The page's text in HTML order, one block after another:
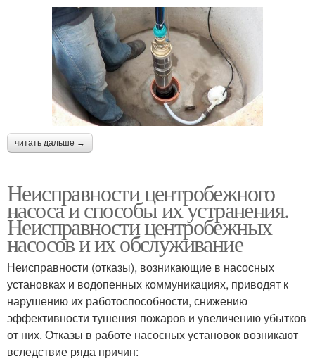
читать дальше →
Неисправности центробежного
насоса и способы их устранения.
Неисправности центробежных
насосов и их обслуживание
Неисправности (отказы), возникающие в насосных
установках и водопенных коммуникациях, приводят к
нарушению их работоспособности, снижению
эффективности тушения пожаров и увеличению убытков
от них. Отказы в работе насосных установок возникают
вследствие ряда причин: